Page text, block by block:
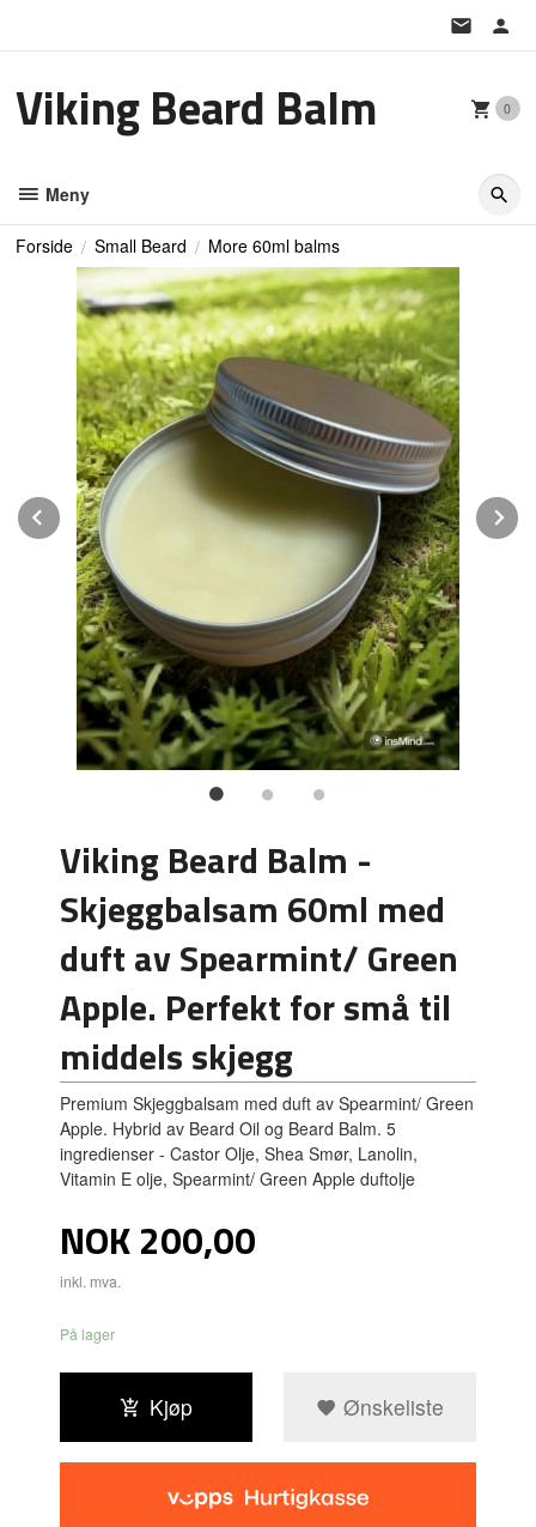
Viking Beard Balm 0
Meny
Forside Small Beard More 60ml balms
Prev
Viking Beard Balm -
Skjeggbalsam 60ml med
duft av Spearmint/ Green
Apple. Perfekt for små til
middels skjegg
Premium Skjeggbalsam med duft av Spearmint/ Green
Apple. Hybrid av Beard Oil og Beard Balm. 5
ingredienser - Castor Olje, Shea Smør, Lanolin,
Vitamin E olje, Spearmint/ Green Apple duftolje
Pris
NOK200,00
inkl. mva.
På lager
Kjøp Ønskeliste